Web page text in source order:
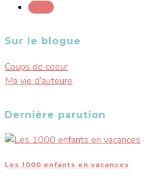
Suivre
Sur le blogue
Coups de coeur
Ma vie d’auteure
Dernière parution
Les 1000 enfants en vacances